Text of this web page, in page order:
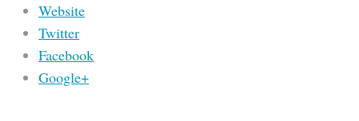
Website
Twitter
Facebook
Google+